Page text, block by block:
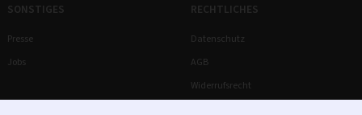
SONSTIGES
Presse
Jobs
RECHTLICHES
Datenschutz
AGB
Widerrufsrecht